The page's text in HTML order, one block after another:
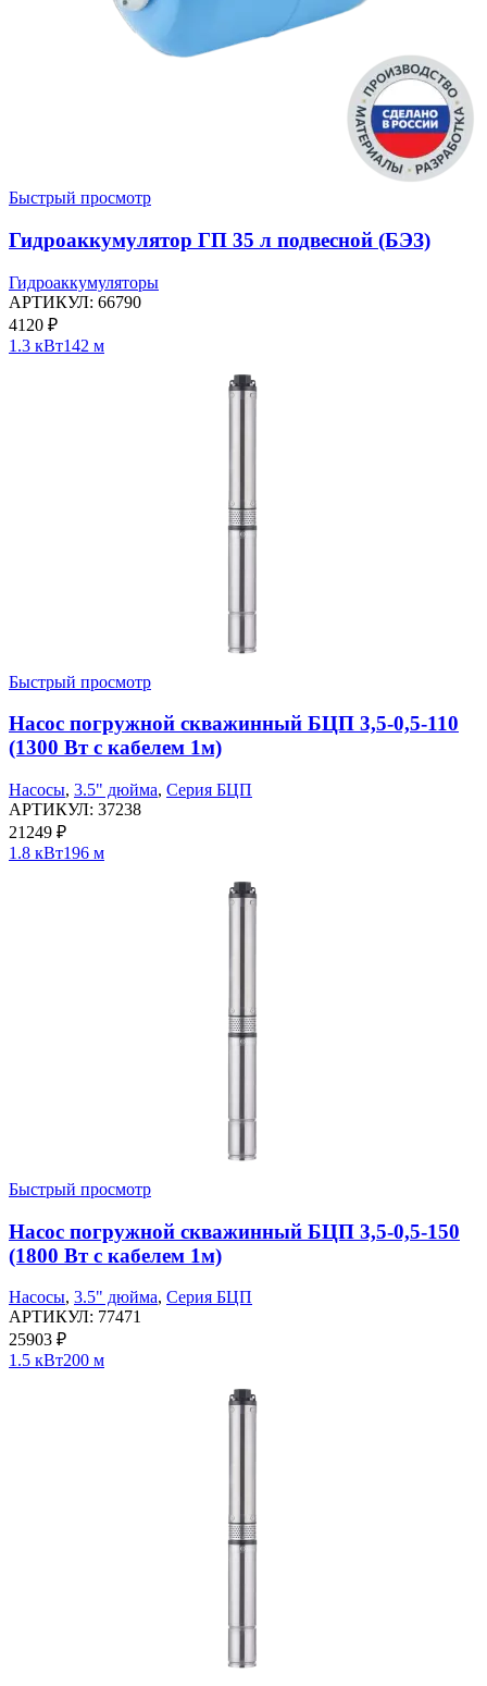
Быстрый просмотр
Гидроаккумулятор ГП 35 л подвесной (БЭЗ)
Гидроаккумуляторы
АРТИКУЛ: 66790
4120 ₽
1.3 кВт142 м
Быстрый просмотр
Насос погружной скважинный БЦП 3,5-0,5-110
(1300 Вт с кабелем 1м)
Насосы, 3.5" дюйма, Серия БЦП
АРТИКУЛ: 37238
21249 ₽
1.8 кВт196 м
Быстрый просмотр
Насос погружной скважинный БЦП 3,5-0,5-150
(1800 Вт с кабелем 1м)
Насосы, 3.5" дюйма, Серия БЦП
АРТИКУЛ: 77471
25903 ₽
1.5 кВт200 м